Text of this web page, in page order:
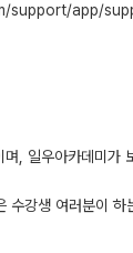
support/app/
, 일우아카데미가
수강생 여러분이 하